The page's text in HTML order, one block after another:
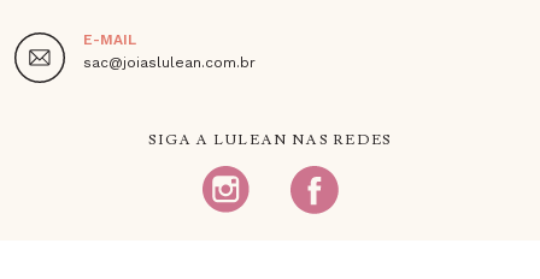
E-MAIL
sac@joiaslulean.com.br
SIGA A LULEAN NAS REDES